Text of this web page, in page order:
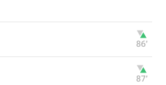
86‎’‎
87‎’‎